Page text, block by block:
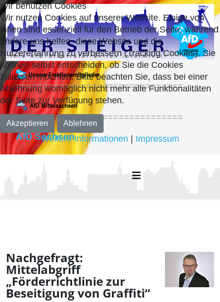
===============================
===============================
AfD Sachsen
Nachgefragt:
Mittelabgriff
„Förderrichtlinie zur
Beseitigung von Graffiti“
Wir benutzen Cookies
Wir nutzen Cookies auf unserer Website. Einige von
ihnen sind essenziell für den Betrieb der Seite, während
andere uns helfen, diese Website und die
Nutzererfahrung zu verbessern (Tracking Cookies). Sie
können selbst entscheiden, ob Sie die Cookies
zulassen möchten. Bitte beachten Sie, dass bei einer
Ablehnung womöglich nicht mehr alle Funktionalitäten
der Seite zur Verfügung stehen.
Akzeptieren Ablehnen
Weitere Informationen Impressum